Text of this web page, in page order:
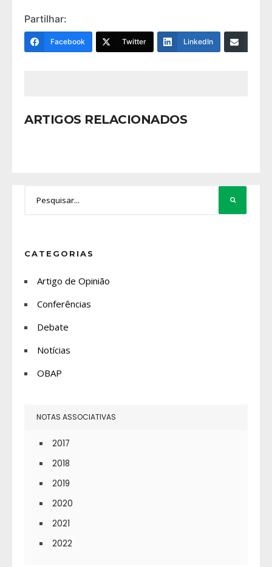
Partilhar:
Facebook Twitter LinkedIn
ARTIGOS RELACIONADOS
CATEGORIAS
Artigo de Opinião
Conferências
Debate
Notícias
OBAP
NOTAS ASSOCIATIVAS
2017
2018
2019
2020
2021
2022